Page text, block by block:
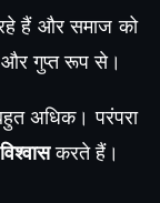
हैं और समाज को
और गुप्त रूप से।
अधिक। परंपरा
करते हैं।